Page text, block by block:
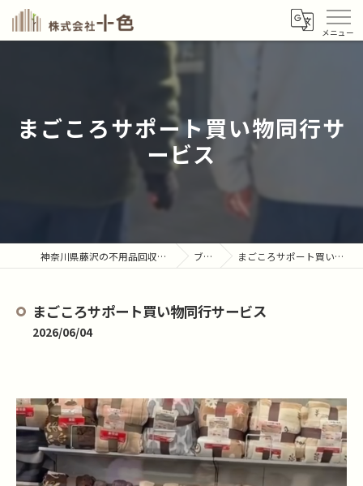
まごころサポート買い物同行サ
ービス
神奈川県藤沢の不用品回収なら株式会社十色 ブログ まごころサポート買い物同行サービス
まごころサポート買い物同行サービス
2026/06/04